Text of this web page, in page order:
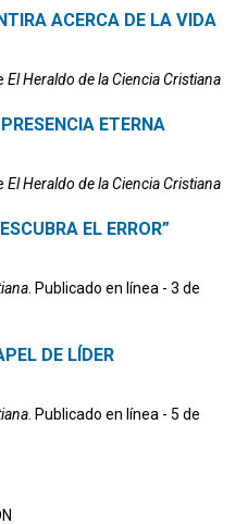
ACERCA DE LA VIDA
El Heraldo de la Ciencia Cristiana
ETERNA
El Heraldo de la Ciencia Cristiana
EL ERROR”
. Publicado en línea - 3 de
DE LÍDER
. Publicado en línea - 5 de